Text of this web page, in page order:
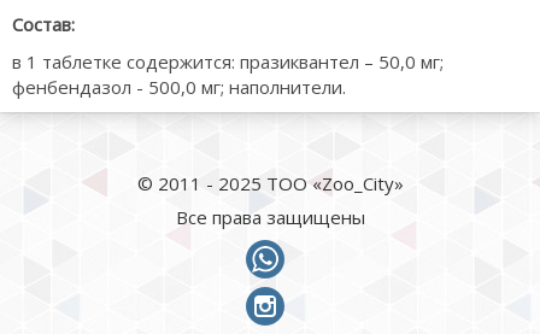
Состав:
в 1 таблетке содержится: празиквантел – 50,0 мг;
фенбендазол - 500,0 мг; наполнители.
© 2011 - 2025 ТОО «Zoo_City»
Все права защищены